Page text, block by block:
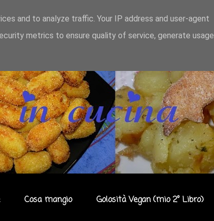
Cosa mangio Golosità Vegan (mio 2° Libro)
and to analyze traffic. Your IP address and user-agent
metrics to ensure quality of service, generate usage